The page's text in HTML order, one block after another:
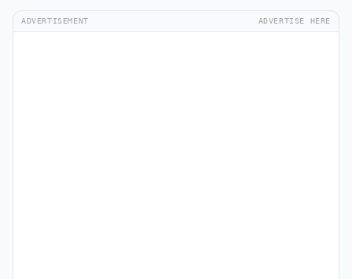
ADVERTISEMENT ADVERTISE HERE